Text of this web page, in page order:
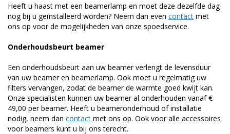
Heeft u haast met een beamerlamp en moet deze dezelfde dag
nog bij u geïnstalleerd worden? Neem dan even contact met
ons op voor de mogelijkheden van onze spoedservice.
Onderhoudsbeurt beamer
Een onderhoudsbeurt aan uw beamer verlengt de levensduur
van uw beamer en beamerlamp. Ook moet u regelmatig uw
filters vervangen, zodat de beamer de warmte goed kwijt kan.
Onze specialisten kunnen uw beamer al onderhouden vanaf €
49,00 per beamer. Heeft u beameronderhoud of installatie
nodig, neem dan contact met ons op. Ook voor alle accessoires
voor beamers kunt u bij ons terecht.